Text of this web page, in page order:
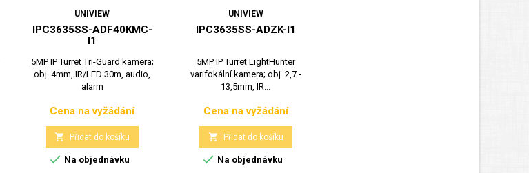
UNIVIEW
IPC3635SS-ADF40KMC-
I1
5MP IP Turret Tri-Guard kamera;
obj. 4mm, IR/LED 30m, audio,
alarm
Cena
Cena na vyžádání
 Přidat do košíku
 Na objednávku
UNIVIEW
IPC3635SS-ADZK-I1
5MP IP Turret LightHunter
varifokální kamera; obj. 2,7 -
13,5mm, IR...
Cena
Cena na vyžádání
 Přidat do košíku
 Na objednávku